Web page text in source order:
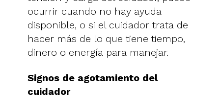
ocurrir cuando no hay ayuda
disponible, o si el cuidador trata de
hacer más de lo que tiene tiempo,
dinero o energía para manejar.
Signos de agotamiento del
cuidador